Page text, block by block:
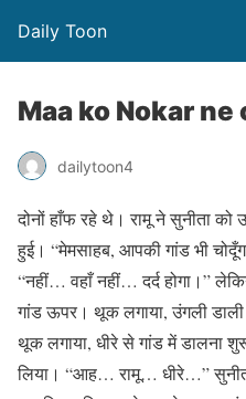
Daily Toon
Maa ko Nokar ne
dailytoon4
दोनों हाँफ रहे थे। रामू ने सुनीता
हुई। “मेमसाहब, आपकी गांड भी
“नहीं… वहाँ नहीं… दर्द होगा।”
गांड ऊपर। थूक लगाया, उंगली
थूक लगाया, धीरे से गांड में डालना
लिया। “आह… रामू… धीरे…”